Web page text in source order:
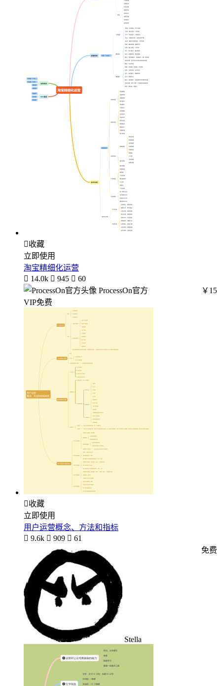
收藏
立即使用
淘宝精细化运营
 14.0k  945  60
ProcessOn官方
￥15
VIP免费
收藏
立即使用
用户运营概念、方法和指标
 9.6k  909  61
Stella
免费